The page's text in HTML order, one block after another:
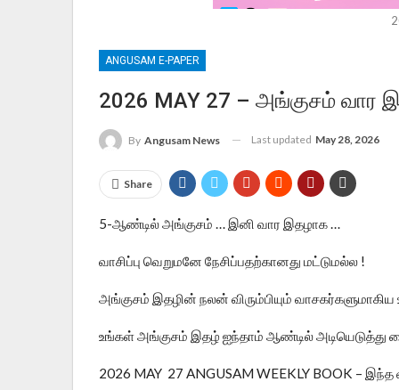
ANGUSAM E-PAPER
2026 MAY 27 – அங்குசம் வார
By Angusam News Last updated May 28, 2026
Share
5-ஆண்டில்அங்குசம் … இனி வார இதழாக…
வாசிப்பு வெறுமனே நேசிப்பதற்கானது மட்டுமல்ல !
அங்குசம் இதழின் நலன் விரும்பியும் வாசகர்களுமாகிய
உங்கள்அங்குசம் இதழ் ஐந்தாம் ஆண்டில்அடியெடுத்து
2026 MAY 27 ANGUSAM WEEKLY BOOK – இந்த